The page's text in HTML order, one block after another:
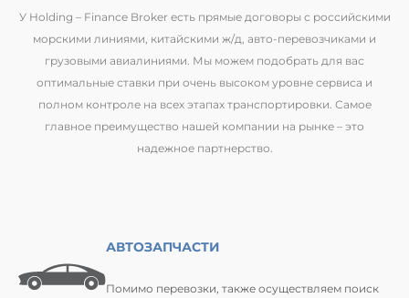
У Holding – Finance Broker есть прямые договоры с российскими
морскими линиями, китайскими ж/д, авто-перевозчиками и
грузовыми авиалиниями. Мы можем подобрать для вас
оптимальные ставки при очень высоком уровне сервиса и
полном контроле на всех этапах транспортировки. Самое
главное преимущество нашей компании на рынке – это
надежное партнерство.
АВТОЗАПЧАСТИ
Помимо перевозки, также осуществляем поиск